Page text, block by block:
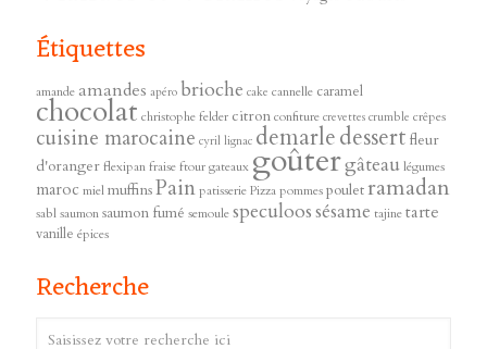
Étiquettes
amandeamandes apéro brioche cake cannelle caramel
chocolat christophe felder citronconfiture crevettes crumble crêpes
cuisine marocaine cyril lignac demarledessert fleur
d'orangerflexipanfraiseftourgateaux goûtergâteaulégumes
maroc mielmuffinsPainpatisseriePizzapommespouletramadan
sablsaumonsaumon fumé semoulespeculoossésame tajinetarte
vanille épices
Recherche